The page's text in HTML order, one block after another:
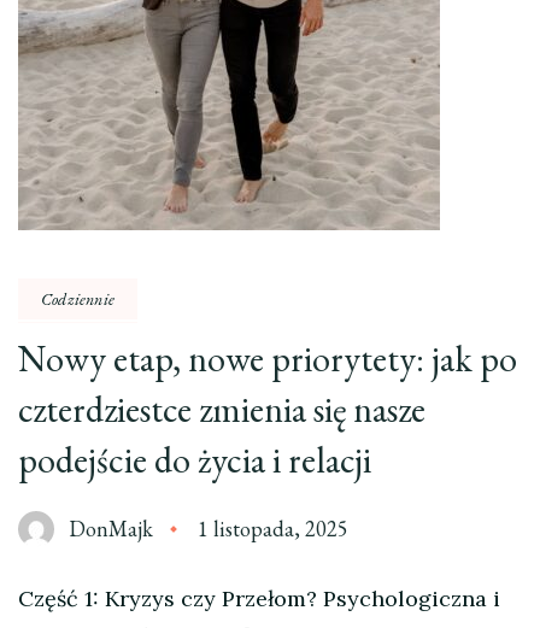
Codziennie
Nowy etap, nowe priorytety: jak po
czterdziestce zmienia się nasze
podejście do życia i relacji
DonMajk 1 listopada, 2025
Część 1: Kryzys czy Przełom? Psychologiczna i